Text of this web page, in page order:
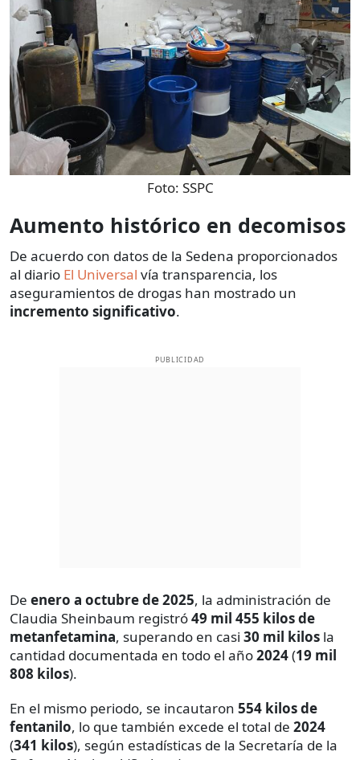
Foto: SSPC
Aumento histórico en decomisos
De acuerdo con datos de la Sedena proporcionados
al diario El Universal vía transparencia, los
aseguramientos de drogas han mostrado un
incremento significativo.
PUBLICIDAD
De enero a octubre de 2025, la administración de
Claudia Sheinbaum registró49 mil 455 kilos de
metanfetamina, superando en casi 30 mil kilos la
cantidad documentada en todo el año2024(19 mil
808 kilos).
En el mismo periodo, se incautaron 554 kilos de
fentanilo, lo que también excede el total de 2024
(341 kilos), según estadísticas de la Secretaría de la